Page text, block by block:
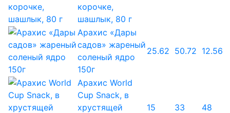
корочке,
шашлык, 80 г
Арахис «Дары
садов» жареный
соленый ядро
150г
25.62 50.72 12.56
Арахис World
Cup Snack, в
хрустящей
15 33 48